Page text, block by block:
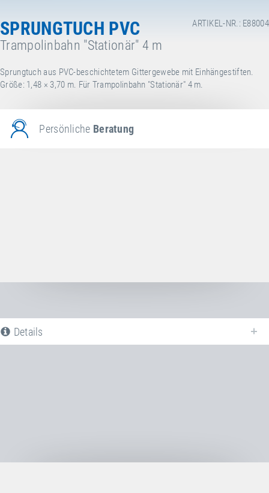
ARTIKEL-NR.: E88004
SPRUNGTUCH PVC
Trampolinbahn "Stationär" 4 m
Sprungtuch aus PVC-beschichtetem Gittergewebe mit Einhängestiften.
Größe: 1,48 × 3,70 m. Für Trampolinbahn "Stationär" 4 m.
Persönliche Beratung
Details